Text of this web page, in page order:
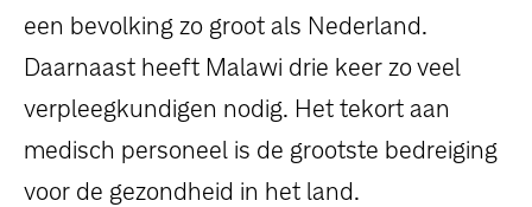
een bevolking zo groot als Nederland.
Daarnaast heeft Malawi drie keer zo veel
verpleegkundigen nodig. Het tekort aan
medisch personeel is de grootste bedreiging
voor de gezondheid in het land.